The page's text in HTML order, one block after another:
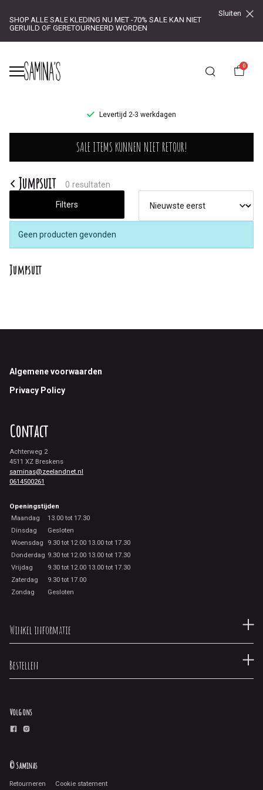
SHOP ALLE SALE KLEDING NU MET -70% SALE KAN NIET
GERUILD OF GERETOURNEERD WORDEN
Sluiten
0
Levertijd 2-3 werkdagen
Jumpsuit
Saminas
SALE ITEMS KUNNEN NIET RETOUR!
Jumpsuit 0 resultaten
Filters
Geen producten gevonden
Jumpsuit
Footer
Algemene voorwaarden
Privacy Policy
Contact
Achterweg 2
4511 XZ Breskens
saminas@zeelandnet.nl
0614500261
Openingstijden
Maandag
13.00 tot 17.30
Dinsdag
Gesloten
Woensdag
9.30 tot 12.00 13.00 tot 17.30
Donderdag 9.30 tot 12.00 13.00 tot 17.30
Vrijdag
9.30 tot 12.00 13.00 tot 17.30
Zaterdag
9.30 tot 17.00
Zondag
Gesloten
Winkel informatie
Bestellen
Volg ons
© Saminas
Retourneren Cookie statement